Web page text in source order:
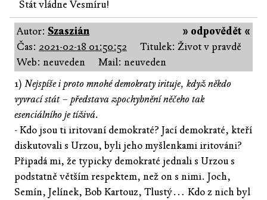
Stát vládne Vesmíru!
» odpovědět «
Autor: Szaszián
Čas: 2021-02-18 01:50:52
Titulek: Život v pravdě
Web: neuveden
Mail: neuveden
1) Nejspíše i proto mnohé demokraty irituje, když někdo
vyvrací stát – představa zpochybnění něčeho tak
esenciálního je tíživá.
- Kdo jsou ti iritovaní demokraté? Jací demokraté, kteří
diskutovali s Urzou, byli jeho myšlenkami iritováni?
Připadá mi, že typicky demokraté jednali s Urzou s
podstatně větším respektem, než on s nimi. Joch,
Semín, Jelínek, Bob Kartouz, Tlustý… Kdo z nich byl